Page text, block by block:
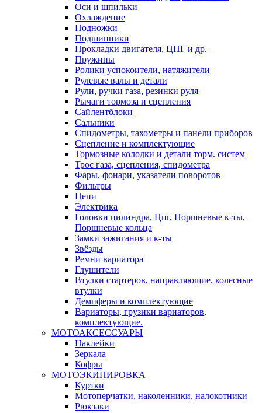
Оси и шпильки
Охлаждение
Подножки
Подшипники
Прокладки двигателя, ЦПГ и др.
Пружины
Ролики успокоители, натяжители
Рулевые валы и детали
Рули, ручки газа, резинки руля
Рычаги тормоза и сцепления
Сайлентблоки
Сальники
Спидометры, тахометры и панели приборов
Сцепление и комплектующие
Тормозные колодки и детали торм. систем
Трос газа, сцепления, спидометра
Фары, фонари, указатели поворотов
Фильтры
Цепи
Электрика
Головки цилиндра, Цпг, Поршневые к-ты,
Поршневые кольца
Замки зажигания и к-ты
Звёзды
Ремни вариатора
Глушители
Втулки стартеров, направляющие, колесные
втулки
Демпферы и комплектующие
Вариаторы, грузики вариаторов,
комплектующие.
МОТОАКСЕССУАРЫ
Наклейки
Зеркала
Кофры
МОТОЭКИПИРОВКА
Куртки
Мотоперчатки, наколенники, налокотники
Рюкзаки